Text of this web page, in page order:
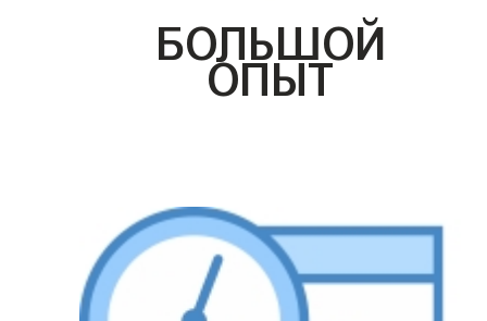
БОЛЬШОЙ
ОПЫТ